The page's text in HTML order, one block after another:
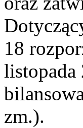
18
listopada
zm.).